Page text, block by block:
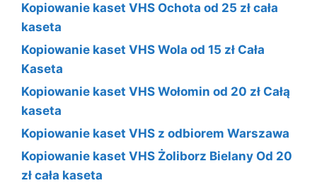
Kopiowanie kaset VHS Ochota od 25 zł cała
kaseta
Kopiowanie kaset VHS Wola od 15 zł Cała
Kaseta
Kopiowanie kaset VHS Wołomin od 20 zł Całą
kaseta
Kopiowanie kaset VHS z odbiorem Warszawa
Kopiowanie kaset VHS Żoliborz Bielany Od 20
zł cała kaseta